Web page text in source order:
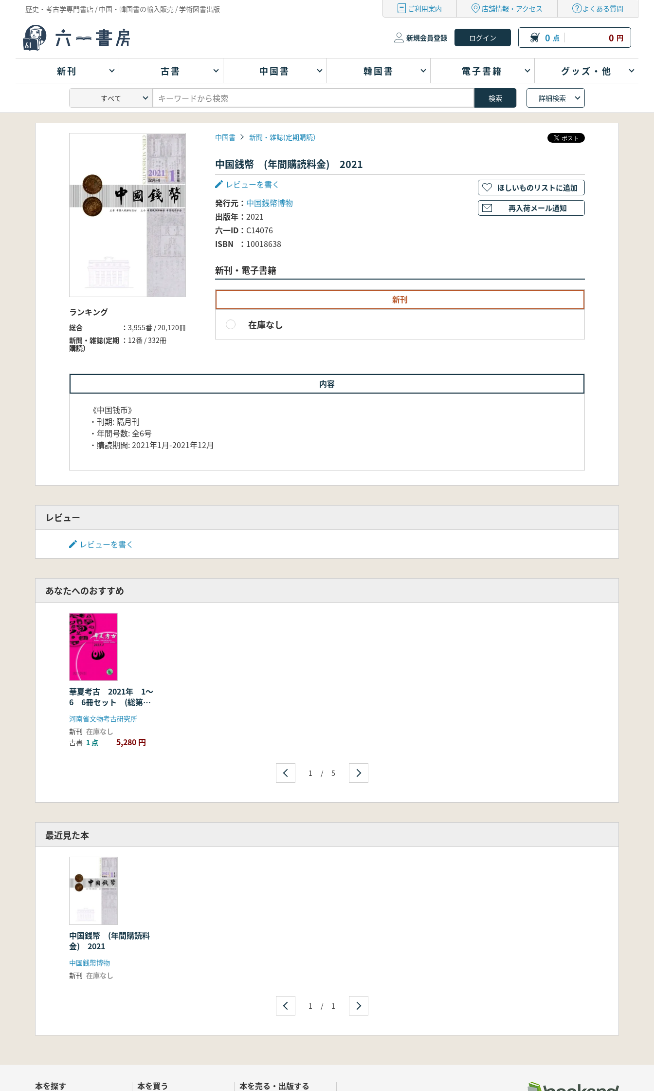
歴史・考古学専門書店 / 中国・韓国書の輸入販売 / 学術図書出版 ご利用案内 店舗情報・アクセス よくある質問
新規会員登録 0 点 0 円
新刊 古書 中国書 韓国書 電子書籍 グッズ・他
詳細検索
ランキング
総合
3,955番 / 20,120冊
新聞・雑誌(定期
購読）
12番 / 332冊
中国書 新聞・雑誌(定期購読）
中国銭幣 (年間購読料金) 2021
レビューを書く
発行元
中国銭幣博物
出版年
2021
六一ID
C14076
ISBN
10018638
新刊・電子書籍
新刊
在庫なし
ほしいものリストに追加
再入荷メール通知
内容
《中国钱币》
・刊期: 隔月刊
・年間号数: 全6号
・購読期間: 2021年1月-2021年12月
レビュー
レビューを書く
あなたへのおすすめ
華夏考古 2021年 1〜
6 6冊セット (総第
141〜144期)
河南省文物考古研究所
新刊 在庫なし
古書 1 点 5,280 円
1 / 5
最近見た本
中国銭幣 (年間購読料
金) 2021
中国銭幣博物
新刊 在庫なし
1 / 1
本を探す 本を買う 本を売る・出版する